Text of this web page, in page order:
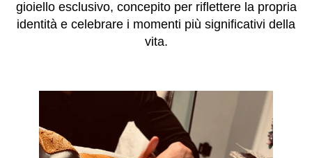
gioiello esclusivo, concepito per riflettere la propria
identità e celebrare i momenti più significativi della
vita.